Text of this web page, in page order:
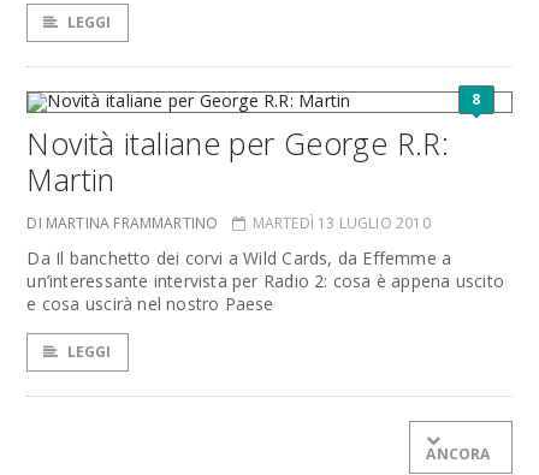
LEGGI
8
Novità italiane per George R.R:
Martin
DI MARTINA FRAMMARTINO MARTEDÌ 13 LUGLIO 2010
Da Il banchetto dei corvi a Wild Cards, da Effemme a
un’interessante intervista per Radio 2: cosa è appena uscito
e cosa uscirà nel nostro Paese
LEGGI
ANCORA